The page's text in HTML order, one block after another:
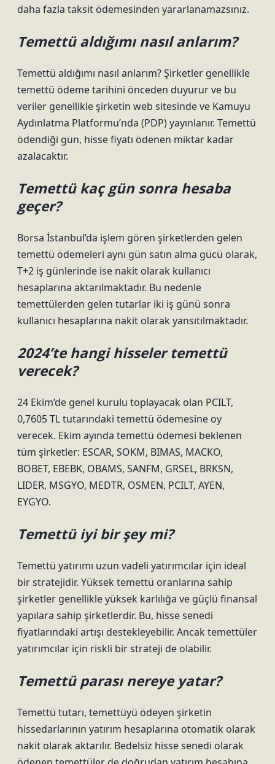
daha fazla taksit ödemesinden yararlanamazsınız.
Temettü aldığımı nasıl anlarım?
Temettü aldığımı nasıl anlarım? Şirketler genellikle
temettü ödeme tarihini önceden duyurur ve bu
veriler genellikle şirketin web sitesinde ve Kamuyu
Aydınlatma Platformu’nda (PDP) yayınlanır. Temettü
ödendiği gün, hisse fiyatı ödenen miktar kadar
azalacaktır.
Temettü kaç gün sonra hesaba
geçer?
Borsa İstanbul’da işlem gören şirketlerden gelen
temettü ödemeleri aynı gün satın alma gücü olarak,
T+2 iş günlerinde ise nakit olarak kullanıcı
hesaplarına aktarılmaktadır. Bu nedenle
temettülerden gelen tutarlar iki iş günü sonra
kullanıcı hesaplarına nakit olarak yansıtılmaktadır.
2024’te hangi hisseler temettü
verecek?
24 Ekim’de genel kurulu toplayacak olan PCILT,
0,7605 TL tutarındaki temettü ödemesine oy
verecek. Ekim ayında temettü ödemesi beklenen
tüm şirketler: ESCAR, SOKM, BIMAS, MACKO,
BOBET, EBEBK, OBAMS, SANFM, GRSEL, BRKSN,
LIDER, MSGYO, MEDTR, OSMEN, PCILT, AYEN,
EYGYO.
Temettü iyi bir şey mi?
Temettü yatırımı uzun vadeli yatırımcılar için ideal
bir stratejidir. Yüksek temettü oranlarına sahip
şirketler genellikle yüksek karlılığa ve güçlü finansal
yapılara sahip şirketlerdir. Bu, hisse senedi
fiyatlarındaki artışı destekleyebilir. Ancak temettüler
yatırımcılar için riskli bir strateji de olabilir.
Temettü parası nereye yatar?
Temettü tutarı, temettüyü ödeyen şirketin
hissedarlarının yatırım hesaplarına otomatik olarak
nakit olarak aktarılır. Bedelsiz hisse senedi olarak